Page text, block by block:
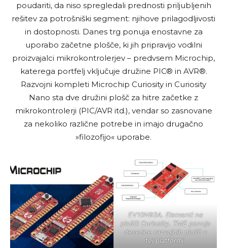
poudariti, da niso spregledali prednosti priljubljenih
rešitev za potrošniški segment: njihove prilagodljivosti
in dostopnosti. Danes trg ponuja enostavne za
uporabo začetne plošče, ki jih pripravijo vodilni
proizvajalci mikrokontrolerjev – predvsem Microchip,
katerega portfelj vključuje družine PIC® in AVR®.
Razvojni kompleti Microchip Curiosity in Curiosity
Nano sta dve družini plošč za hitre začetke z
mikrokontrolerji (PIC/AVR itd.), vendar so zasnovane
za nekoliko različne potrebe in imajo drugačno
»filozofijo« uporabe.
EV10N93A. Elementi na
plošči Curiosity. TME ponuja
desetine razvojnih plošč v
tej platformi.